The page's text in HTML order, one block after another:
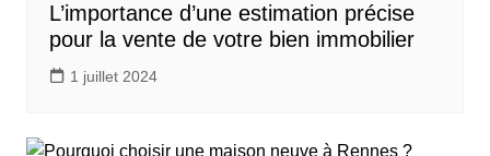
L’importance d’une estimation précise
pour la vente de votre bien immobilier
1 juillet 2024